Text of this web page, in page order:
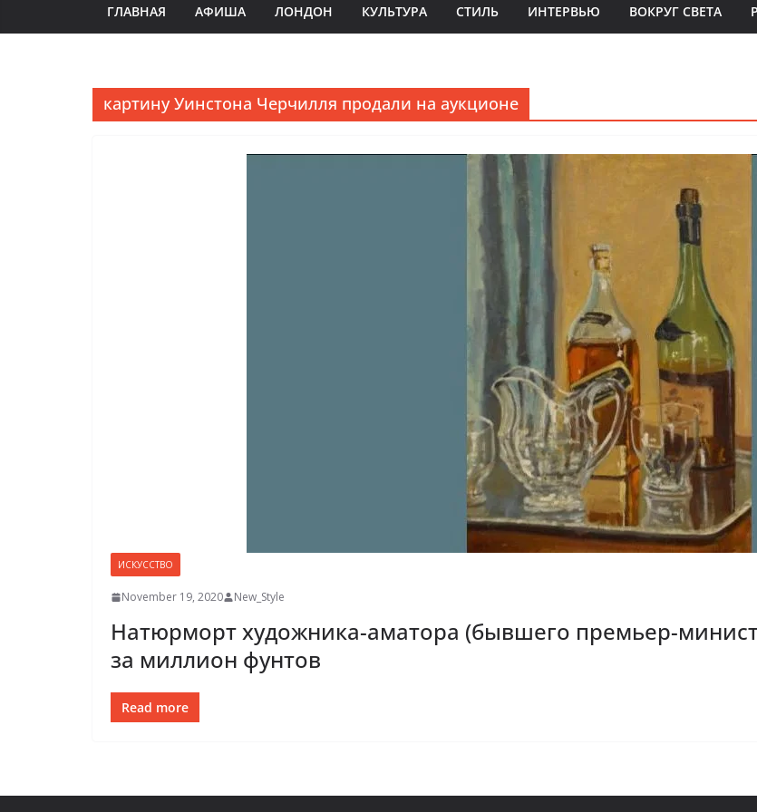
ГЛАВНАЯ АФИША ЛОНДОН КУЛЬТУРА СТИЛЬ ИНТЕРВЬЮ ВОКРУГ СВЕТА
картину Уинстона Черчилля продали на аукционе
ИСКУССТВО
November 19, 2020 New_Style
Натюрморт художника-аматора (бывшего премьер-
за миллион фунтов
Read more